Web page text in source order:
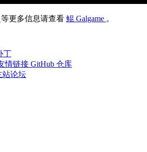
更多信息请查看 鲲 Galgame 。
丁
情链接 GitHub 仓库
站论坛